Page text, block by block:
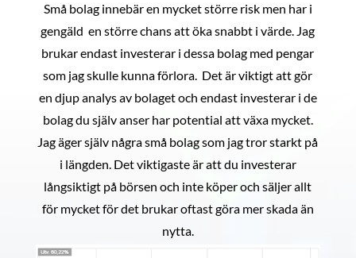
Små bolag innebär en mycket större risk men har i
gengäld en större chans att öka snabbt i värde. Jag
brukar endast investerar i dessa bolag med pengar
som jag skulle kunna förlora. Det är viktigt att gör
en djup analys av bolaget och endast investerar i de
bolag du själv anser har potential att växa mycket.
Jag äger själv några små bolag som jag tror starkt på
i längden. Det viktigaste är att du investerar
långsiktigt på börsen och inte köper och säljer allt
för mycket för det brukar oftast göra mer skada än
nytta.